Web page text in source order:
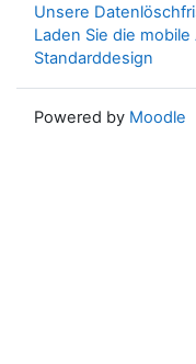
Unsere
Laden Sie die mobile
Standarddesign
Powered by Moodle